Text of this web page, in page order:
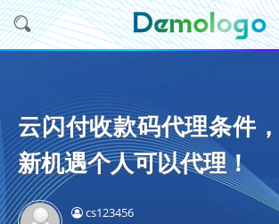
云闪付收款码代理条件
新机遇个人可以代理！
cs123456